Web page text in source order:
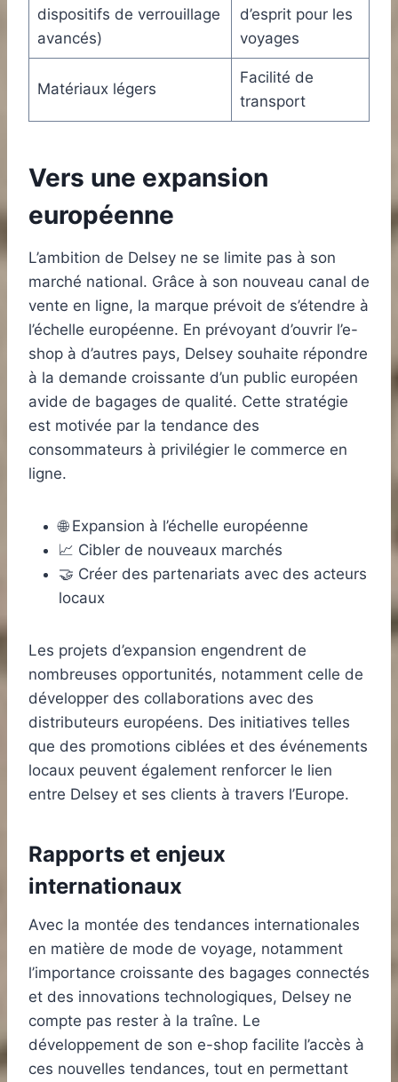
dispositifs de verrouillage
avancés)
d’esprit pour les
voyages
Matériaux légers
Facilité de
transport
Vers une expansion
européenne
L’ambition de Delsey ne se limite pas à son
marché national. Grâce à son nouveau canal de
vente en ligne, la marque prévoit de s’étendre à
l’échelle européenne. En prévoyant d’ouvrir l’e-
shop à d’autres pays, Delsey souhaite répondre
à la demande croissante d’un public européen
avide de bagages de qualité. Cette stratégie
est motivée par la tendance des
consommateurs à privilégier le commerce en
ligne.
🌐 Expansion à l’échelle européenne
📈 Cibler de nouveaux marchés
🤝 Créer des partenariats avec des acteurs
locaux
Les projets d’expansion engendrent de
nombreuses opportunités, notamment celle de
développer des collaborations avec des
distributeurs européens. Des initiatives telles
que des promotions ciblées et des événements
locaux peuvent également renforcer le lien
entre Delsey et ses clients à travers l’Europe.
Rapports et enjeux
internationaux
Avec la montée des tendances internationales
en matière de mode de voyage, notamment
l’importance croissante des bagages connectés
et des innovations technologiques, Delsey ne
compte pas rester à la traîne. Le
développement de son e-shop facilite l’accès à
ces nouvelles tendances, tout en permettant